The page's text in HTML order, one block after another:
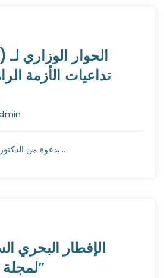
الحوار الوزاري
تداعيات الأزمة
بدعوة من الدكتور مراد وهبة، وكيل الأمي...
الإفطار البحري
لمجلة “ربان السفينة”